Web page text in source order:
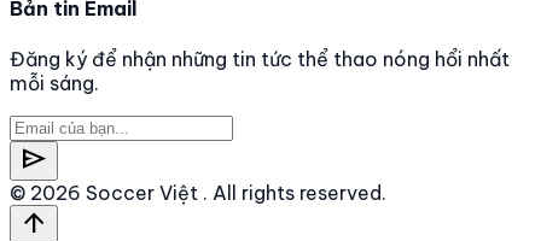
Bản tin Email
Đăng ký để nhận những tin tức thể thao nóng hổi nhất
mỗi sáng.
send
© 2026 Soccer Việt . All rights reserved.
arrow_upward